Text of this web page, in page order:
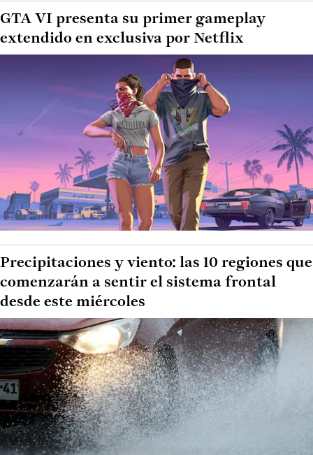
GTA VI presenta su primer gameplay
extendido en exclusiva por Netflix
Precipitaciones y viento: las 10 regiones que
comenzarán a sentir el sistema frontal
desde este miércoles